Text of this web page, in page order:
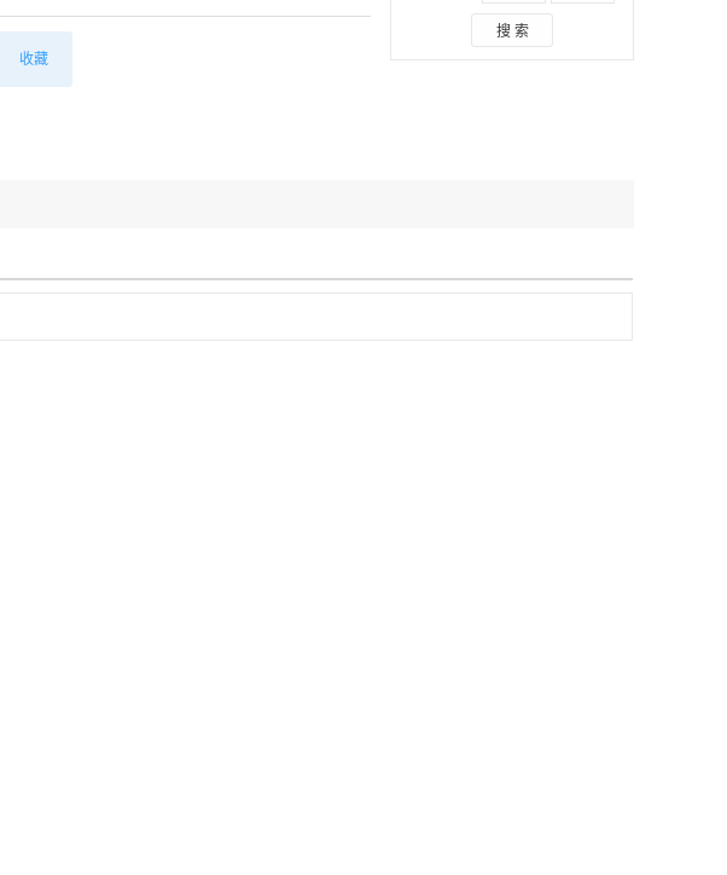
收藏
搜 索